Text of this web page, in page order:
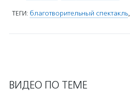
ТЕГИ: благотворительный спектакль,
ВИДЕО ПО ТЕМЕ